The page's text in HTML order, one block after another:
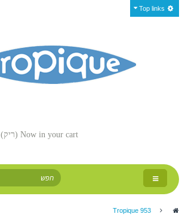
Top links
Now in your cart (ריק)
Toggle
navigation
>